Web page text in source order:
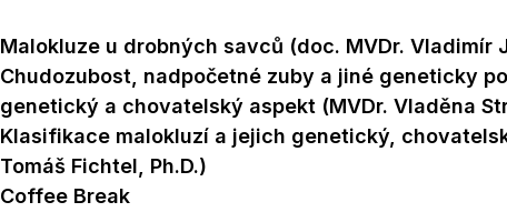
Malokluze u drobných savců (doc. MVDr. Vladimír
Chudozubost, nadpočetné zuby a jiné geneticky
genetický a chovatelský aspekt (MVDr. Vladěna
Klasifikace malokluzí a jejich genetický,
Tomáš Fichtel, Ph.D.)
Coffee Break